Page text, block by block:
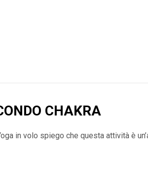
CHAKRA
in volo spiego che questa attività è